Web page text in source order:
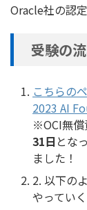
Oracle社の認
受験の
こちらの
2023 AI
※OCI無償
31日 とな
ました！
2. 以下の
やってい